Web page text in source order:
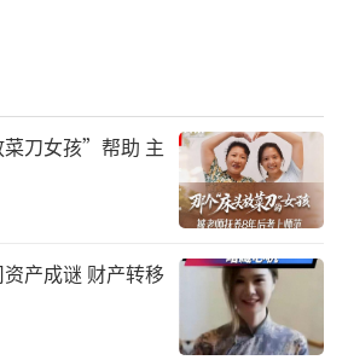
刀女孩”帮助 主
产成谜 财产转移